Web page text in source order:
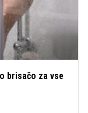
brisačo za vse